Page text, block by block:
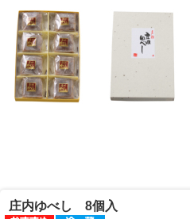
庄内ゆべし 8個入